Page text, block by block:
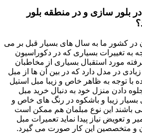
بلور سازی و در منطقه بلور
در کشور ما به سال های بسیار قبل بر می
به تغییرات بسیاری که در دکوراسیون
مورد استقبال بسیاری از مخاطبان
در مدل دارد که در بین آن ها از مبل
با توجه به ظاهر خاص و زیبا مبل استیل
دادن منزل خود به دنبال خرید مبل
بسیار زیبا و باشکوه در رنگ های خاص و
باشند این نوع مبلمان هم ممکن است
و تعویض نیاز پیدا نماید تعمیرات مبل
و متخصصین این کار صورت می گیرد.